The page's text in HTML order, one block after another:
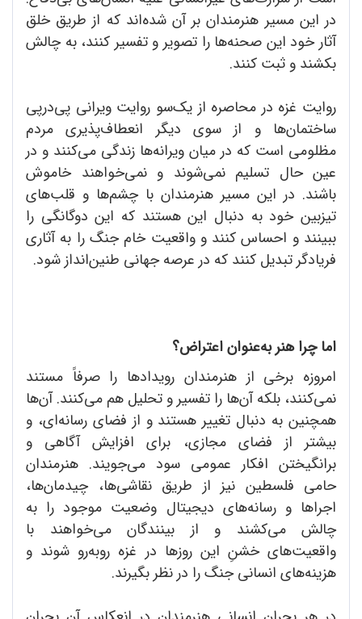
در این مسیر هنرمندان بر آن شده‌اند که از طریق خلق
آثار خود این صحنه‌ها را تصویر و تفسیر کنند، به چالش
بکشند و ثبت کنند.
روایت غزه در محاصره از یک‌سو روایت ویرانی پی‌درپی
ساختمان‌ها و از سوی دیگر انعطاف‌پذیری مردم
مظلومی است که در میان ویرانه‌ها زندگی می‌کنند و در
عین حال تسلیم نمی‌شوند و نمی‌خواهند خاموش
باشند. در این مسیر هنرمندان با چشم‌ها و قلب‌های
تیزبین خود به دنبال این هستند که این دوگانگی را
ببینند و احساس کنند و واقعیت خام جنگ را به آثاری
فریادگر تبدیل کنند که در عرصه جهانی طنین‌انداز شود.
اما چرا هنر به‌عنوان اعتراض؟
امروزه برخی از هنرمندان رویدادها را صرفاً مستند
نمی‌کنند، بلکه آن‌ها را تفسیر و تحلیل هم می‌کنند. آن‌ها
همچنین به دنبال تغییر هستند و از فضای رسانه‌ای، و
بیشتر از فضای مجازی، برای افزایش آگاهی و
برانگیختن افکار عمومی سود می‌جویند. هنرمندان
حامی فلسطین نیز از طریق نقاشی‌ها، چیدمان‌ها،
اجراها و رسانه‌های دیجیتال وضعیت موجود را به
چالش می‌کشند و از بینندگان می‌خواهند با
واقعیت‌های خشنِ این روزها در غزه روبه‌رو شوند و
هزینه‌های انسانی جنگ را در نظر بگیرند.